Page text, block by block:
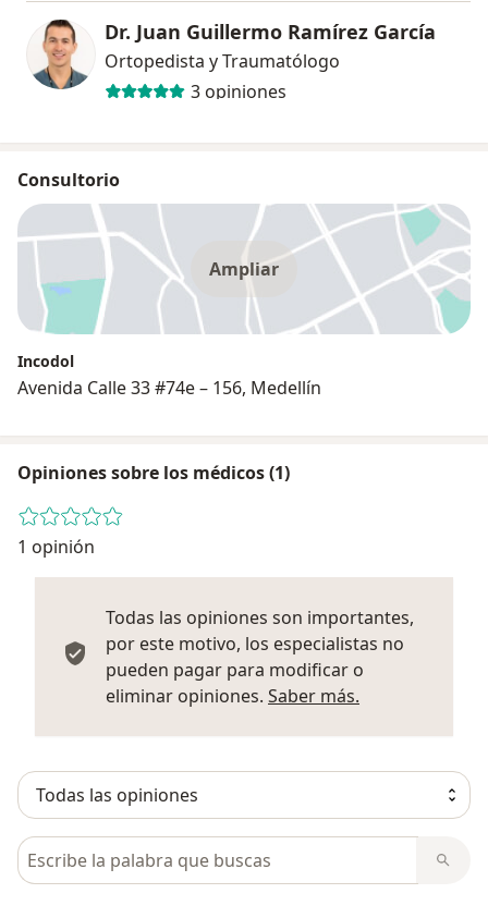
Dr. Juan Guillermo Ramírez García
Ortopedista y Traumatólogo
3 opiniones
Consultorio
Ampliar
Incodol
Avenida Calle 33 #74e – 156, Medellín
Opiniones sobre los médicos (1)
1 opinión
Todas las opiniones son importantes,
por este motivo, los especialistas no
pueden pagar para modificar o
eliminar opiniones. Saber más.
Busca en opiniones